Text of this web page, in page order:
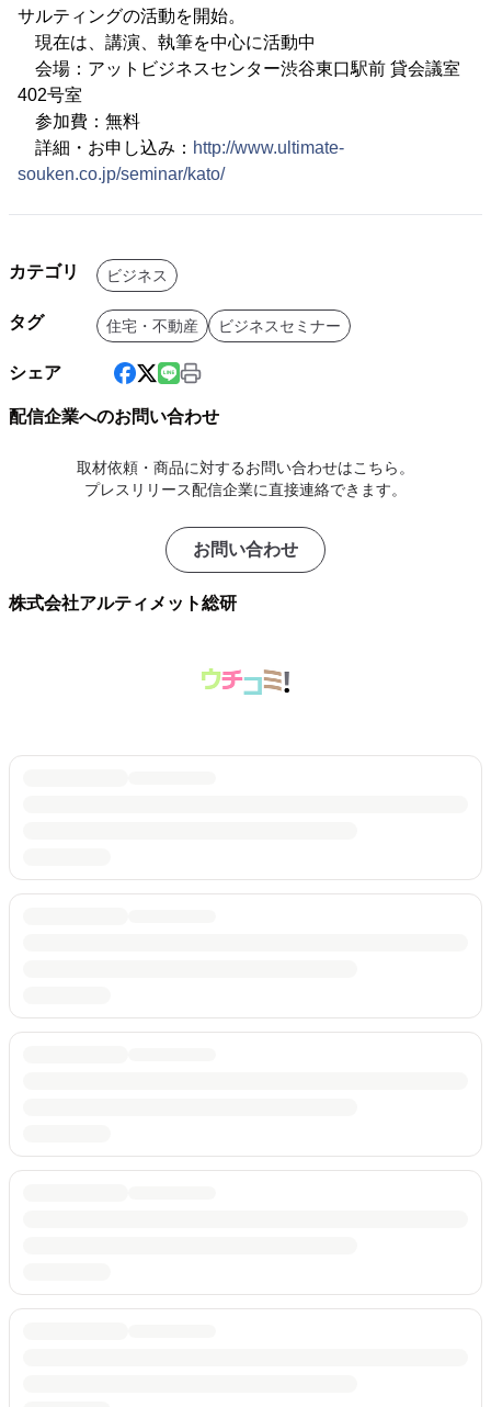
サルティングの活動を開始。
現在は、講演、執筆を中心に活動中
会場：アットビジネスセンター渋谷東口駅前 貸会議室
402号室
参加費：無料
詳細・お申し込み： http://www.ultimate-
souken.co.jp/seminar/kato/
カテゴリ ビジネス
タグ 住宅・不動産 ビジネスセミナー
シェア
配信企業へのお問い合わせ
取材依頼・商品に対するお問い合わせはこちら。
プレスリリース配信企業に直接連絡できます。
お問い合わせ
株式会社アルティメット総研